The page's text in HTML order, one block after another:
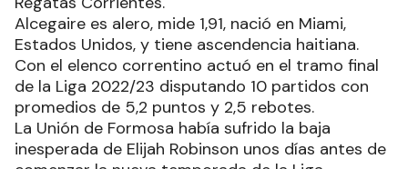
Alcegaire es alero, mide 1,91, nació en Miami,
Estados Unidos, y tiene ascendencia haitiana.
Con el elenco correntino actuó en el tramo final
de la Liga 2022/23 disputando 10 partidos con
promedios de 5,2 puntos y 2,5 rebotes.
La Unión de Formosa había sufrido la baja
inesperada de Elijah Robinson unos días antes de